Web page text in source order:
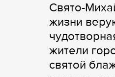
Свято-
жизни
жители
святой